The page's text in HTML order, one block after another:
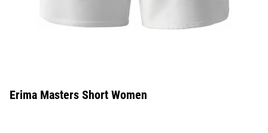
Erima Masters Short Women